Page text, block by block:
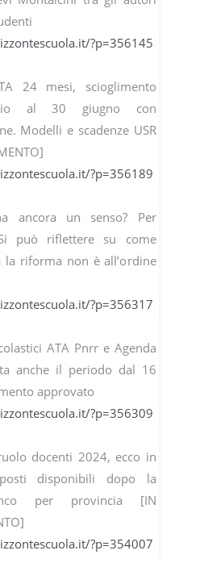
?p=356145
24 mesi, scioglimento
al 30 giugno con
Modelli e scadenze USR
?p=356189
ancora un senso? Per
può riflettere su come
la riforma non è all’ordine
?p=356317
ATA Pnrr e Agenda
anche il periodo dal 16
approvato
?p=356309
docenti 2024, ecco in
disponibili dopo la
per provincia [IN
?p=354007